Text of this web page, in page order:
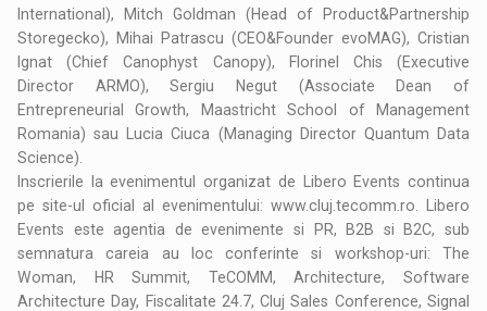
International), Mitch Goldman (Head of Product&Partnership
Storegecko), Mihai Patrascu (CEO&Founder evoMAG), Cristian
Ignat (Chief Canophyst Canopy), Florinel Chis (Executive
Director ARMO), Sergiu Negut (Associate Dean of
Entrepreneurial Growth, Maastricht School of Management
Romania) sau Lucia Ciuca (Managing Director Quantum Data
Science).
Inscrierile la evenimentul organizat de Libero Events continua
pe site-ul oficial al evenimentului: www.cluj.tecomm.ro. Libero
Events este agentia de evenimente si PR, B2B si B2C, sub
semnatura careia au loc conferinte si workshop-uri: The
Woman, HR Summit, TeCOMM, Architecture, Software
Architecture Day, Fiscalitate 24.7, Cluj Sales Conference, Signal